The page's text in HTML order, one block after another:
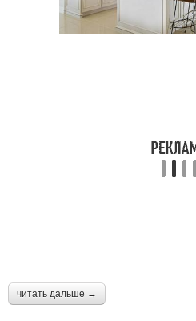
читать дальше →